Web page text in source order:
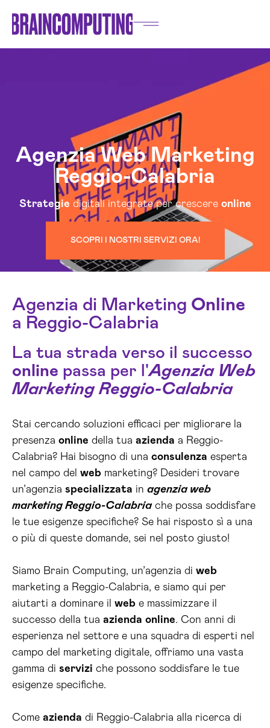
Agenzia Web Marketing
Reggio-Calabria
Strategie digitali integrate per crescere online
SCOPRI I NOSTRI SERVIZI ORA!
Agenzia di Marketing Online
a Reggio-Calabria
La tua strada verso il successo
online passa per l'Agenzia Web
Marketing Reggio-Calabria
Stai cercando soluzioni efficaci per migliorare la
presenza online della tua azienda a Reggio-
Calabria? Hai bisogno di una consulenza esperta
nel campo del web marketing? Desideri trovare
un’agenzia specializzata in agenzia web
marketing Reggio-Calabriache possa soddisfare
le tue esigenze specifiche? Se hai risposto sì a una
o più di queste domande, sei nel posto giusto!
Siamo Brain Computing, un’agenzia di web
marketing a Reggio-Calabria, e siamo qui per
aiutarti a dominare il web e massimizzare il
successo della tua azienda online. Con anni di
esperienza nel settore e una squadra di esperti nel
campo del marketing digitale, offriamo una vasta
gamma di servizi che possono soddisfare le tue
esigenze specifiche.
Come azienda di Reggio-Calabria alla ricerca di